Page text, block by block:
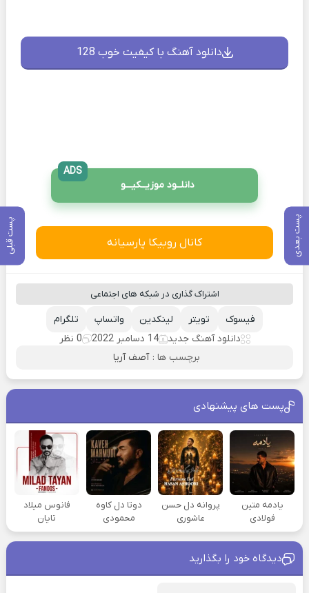
پست بعدی پست قبلی
دانلود آهنگ با کیفیت خوب 128
دانلــود موزیــکیـــو
ADS
کانال روبیکا پارسیانه
اشتراک گذاری در شبکه های اجتماعی
تلگرام واتساپ لینکدین تویتر
فیسوک
دانلود آهنگ جدید
14 دسامبر 2022
0 نظر
برچسب ها : آصف آریا
پست های پیشنهادی
یادمه متین
فولادی
پروانه دل حسن
عاشوری
دوتا دل کاوه
محمودی
فانوس میلاد
تایان
دیدگاه خود را بگذارید